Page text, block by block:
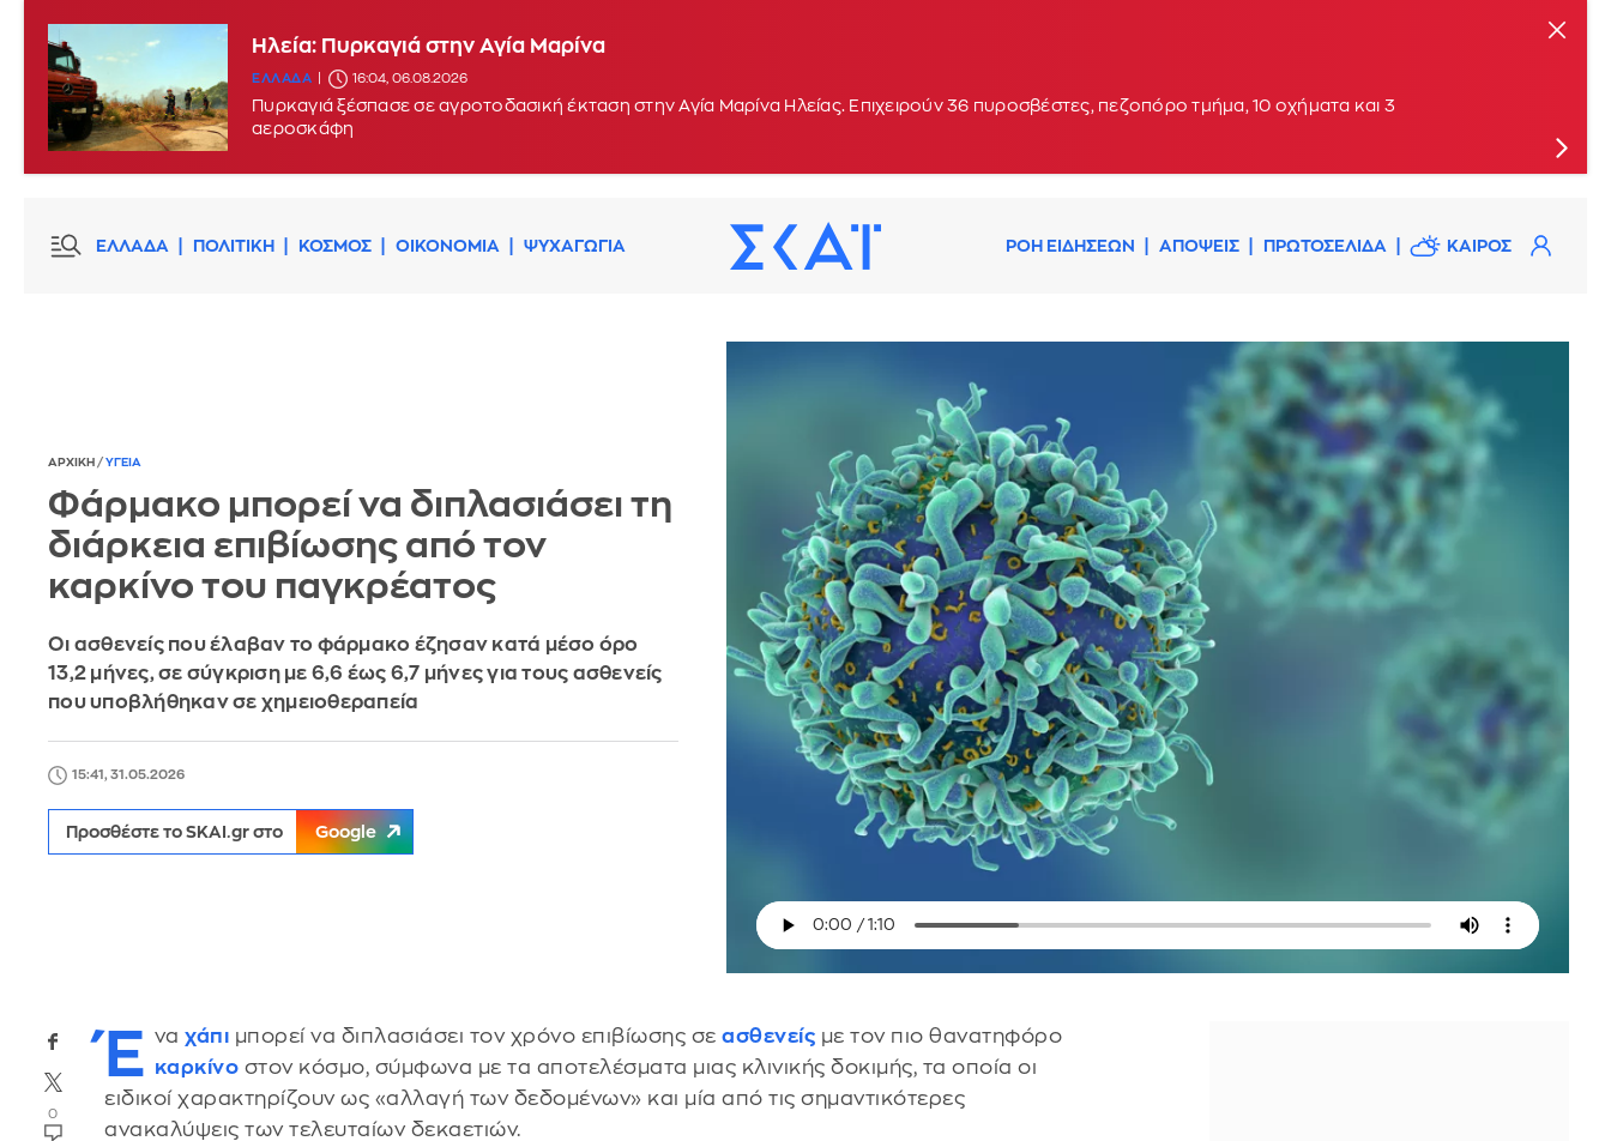
Μεγάλη πυρκαγιά στην περιοχή Κολυμπάδα στη Σκύρο - Ενισχύθηκαν οι δυνάμεις
Ηλεία: Πυρκαγιά στην Αγία Μαρίνα
ΕΛΛΑΔΑ 16:04, 06.08.2026
Πυρκαγιά ξέσπασε σε αγροτοδασική έκταση στην Αγία Μαρίνα Ηλείας. Επιχειρούν 36 πυροσβέστες, πεζοπόρο τμήμα, 10 οχήματα και 3
αεροσκάφη
ΕΛΛΑΔΑ ΠΟΛΙΤΙΚΗ ΚΟΣΜΟΣ ΟΙΚΟΝΟΜΙΑ ΨΥΧΑΓΩΓΙΑ ΡΟΗ ΕΙΔΗΣΕΩΝ ΑΠΟΨΕΙΣ ΠΡΩΤΟΣΕΛΙΔΑ ΚΑΙΡΟΣ
ΑΡΧΙΚΗ / ΥΓΕΙΑ
Φάρμακο μπορεί να διπλασιάσει τη
διάρκεια επιβίωσης από τον
καρκίνο του παγκρέατος
Οι ασθενείς που έλαβαν το φάρμακο έζησαν κατά μέσο όρο
13,2 μήνες, σε σύγκριση με 6,6 έως 6,7 μήνες για τους ασθενείς
που υποβλήθηκαν σε χημειοθεραπεία
15:41, 31.05.2026
Προσθέστε το SKAI.gr στο Google
0
Έ ναχάπι μπορεί να διπλασιάσει τον χρόνο επιβίωσης σεασθενείς με τον πιο θανατηφόρο
καρκίνο στον κόσμο, σύμφωνα με τα αποτελέσματα μιας κλινικής δοκιμής, τα οποία οι
ειδικοί χαρακτηρίζουν ως «αλλαγή των δεδομένων» και μία από τις σημαντικότερες
ανακαλύψεις των τελευταίων δεκαετιών.